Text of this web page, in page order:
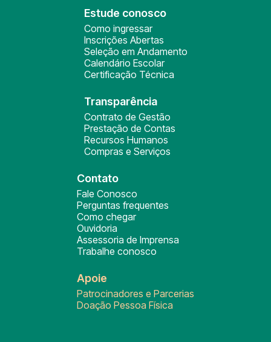
Estude conosco
Como ingressar
Inscrições Abertas
Seleção em Andamento
Calendário Escolar
Certificação Técnica
Transparência
Contrato de Gestão
Prestação de Contas
Recursos Humanos
Compras e Serviços
Contato
Fale Conosco
Perguntas frequentes
Como chegar
Ouvidoria
Assessoria de Imprensa
Trabalhe conosco
Apoie
Patrocinadores e Parcerias
Doação Pessoa Física